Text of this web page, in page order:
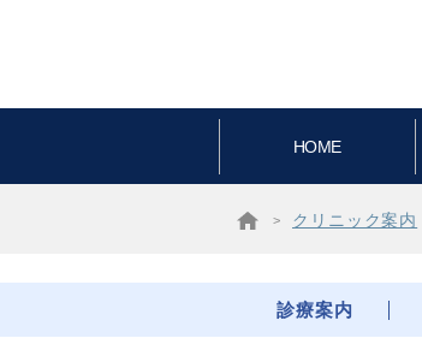
HOME
クリニック案内
診療案内